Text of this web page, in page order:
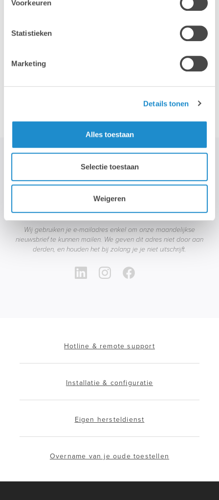
Voorkeuren
Statistieken
Marketing
Details tonen
Alles toestaan
Selectie toestaan
Weigeren
STAY TUNED!
>
Wij gebruiken je e-mailadres enkel om onze maandelijkse
nieuwsbrief te kunnen mailen. We geven dit adres niet door aan
derden, en houden het bij zolang je je niet uitschrijft.
Hotline & remote support
Installatie & configuratie
Eigen hersteldienst
Overname van je oude toestellen